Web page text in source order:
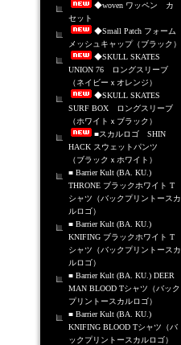
◆woven ワッペン カ
セット
◆Small Patch フォーム
メッシュキャップ（ブラック）
◆SKULL SKATES
UNION 76 ロングスリーブ
（ネイビーｘオレンジ）
◆SKULL SKATES
SURF BOX ロングスリーブ
（ホワイトｘブラック）
■スカルロゴ SHIN
HACK スウェットパンツ
（ブラックｘホワイト）
■ Barrier Kult (BA. KU.)
THRONE ブラックホワイト T
シャツ（バックプリントースカ
ルロゴ）
■ Barrier Kult (BA. KU.)
KNIFING ブラックホワイト T
シャツ（バックプリントースカ
ルロゴ）
■ Barrier Kult (BA. KU.) DEER
MAN BLOOD Tシャツ（バック
プリントースカルロゴ）
■ Barrier Kult (BA. KU.)
KNIFING BLOOD Tシャツ（バ
ックプリントースカルロゴ）